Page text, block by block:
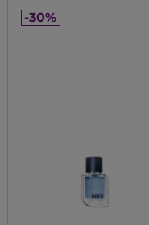
-30%